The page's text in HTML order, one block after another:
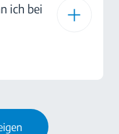
ich bei